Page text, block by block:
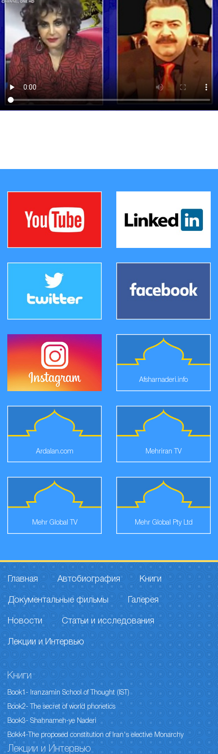
Afsharnaderi.info
Ardalan.com Mehriran TV
Mehr Global TV Mehr Global Pty Ltd
Главная Автобиография Книги
Документальные фильмы Галерея
Новости Статьи и исследования
Лекции и Интервью
Книги
Book1- Iranzamin School of Thought (IST)
Book2- The secret of world phonetics
Book3- Shahnameh-ye Naderi
Bokk4-The proposed constitution of Iran's elective Monarchy
Лекции и Интервью